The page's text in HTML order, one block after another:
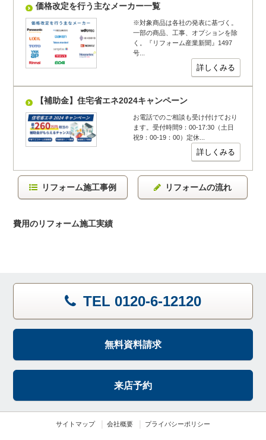
価格改定を行う主なメーカー一覧
※対象商品は各社の発表に基づく。
一部の商品、工事、オプションを除
く。『リフォーム産業新聞』1497
号...
詳しくみる
【補助金】住宅省エネ2024キャンペーン
お電話でのご相談も受け付けており
ます。受付時間9：00-17:30（土日
祝9：00-19：00）定休...
詳しくみる
リフォーム施工事例 リフォームの流れ
費用のリフォーム施工実績
TEL 0120-6-12120
無料資料請求
来店予約
サイトマップ 会社概要 プライバシーポリシー